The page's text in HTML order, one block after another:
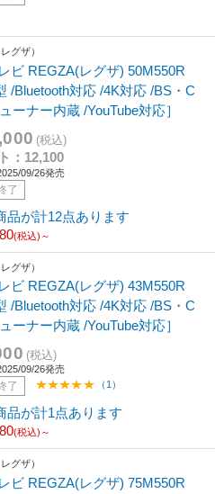
グザ）
ビ REGZA(レグザ) 50M550R
/Bluetooth対応 /4K対応 /BS・C
ーナー内蔵 /YouTube対応］
(税込)
：12,100
09/26発売
了
品が計12点あります
(税込)～
グザ）
ビ REGZA(レグザ) 43M550R
/Bluetooth対応 /4K対応 /BS・C
ーナー内蔵 /YouTube対応］
(税込)
09/26発売
了 （1）
品が計1点あります
(税込)～
グザ）
ビ REGZA(レグザ) 75M550R